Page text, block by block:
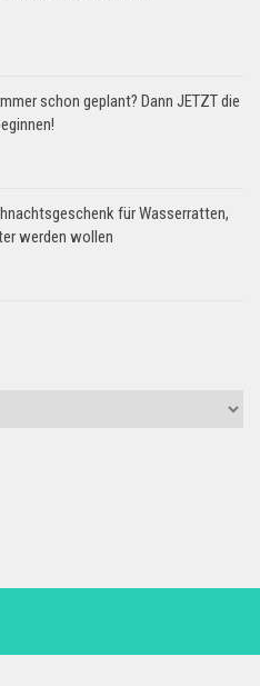
schon geplant? Dann JETZT die
für Wasserratten,
werden wollen